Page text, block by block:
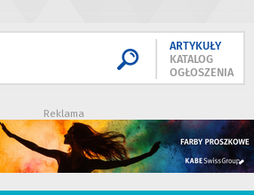
ARTYKUŁY
KATALOG
OGŁOSZENIA
Reklama